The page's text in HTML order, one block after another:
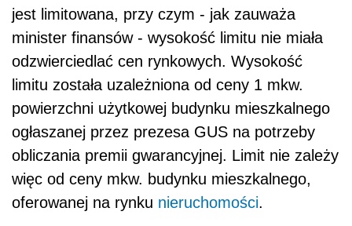
jest limitowana, przy czym - jak zauważa
minister finansów - wysokość limitu nie miała
odzwierciedlać cen rynkowych. Wysokość
limitu została uzależniona od ceny 1 mkw.
powierzchni użytkowej budynku mieszkalnego
ogłaszanej przez prezesa GUS na potrzeby
obliczania premii gwarancyjnej. Limit nie zależy
więc od ceny mkw. budynku mieszkalnego,
oferowanej na rynku nieruchomości.